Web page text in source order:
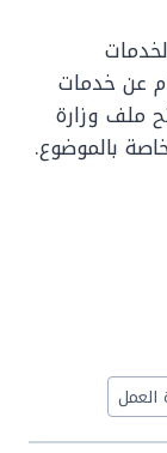
عن خدمات
ملف وزارة
بالموضوع.
العمل